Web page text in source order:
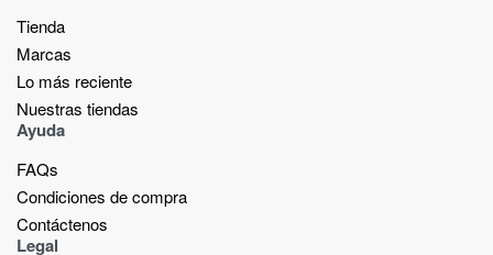
Tienda
Marcas
Lo más reciente​
Nuestras tiendas​
Ayuda
FAQs
Condiciones de compra
Contáctenos
Legal